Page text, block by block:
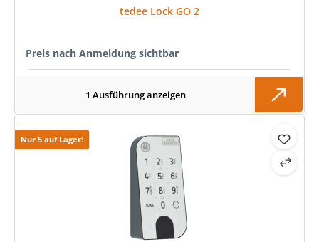
tedee Lock GO 2
Preis nach Anmeldung sichtbar
1 Ausführung anzeigen
Nur 5 auf Lager!